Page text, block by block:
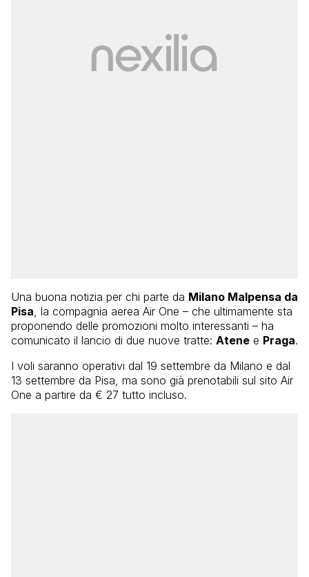
Una buona notizia per chi parte da Milano Malpensa da
Pisa , la compagnia aerea Air One – che ultimamente sta
proponendo delle promozioni molto interessanti – ha
comunicato il lancio di due nuove tratte: Atene e Praga.
I voli saranno operativi dal 19 settembre da Milano e dal
13 settembre da Pisa, ma sono già prenotabili sul sito Air
One a partire da € 27 tutto incluso.